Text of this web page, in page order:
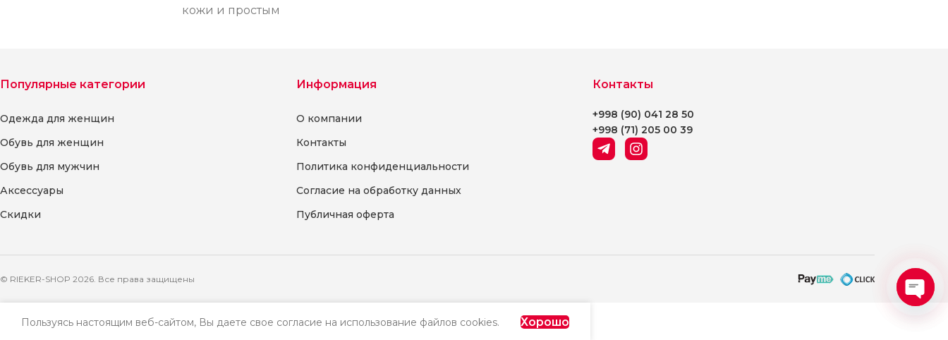
кожи и простым
Популярные категории
Одежда для женщин
Обувь для женщин
Обувь для мужчин
Аксессуары
Скидки
Информация
О компании
Контакты
Политика конфиденциальности
Согласие на обработку данных
Публичная оферта
Контакты
+998 (90) 041 28 50
+998 (71) 205 00 39
© RIEKER-SHOP 2026. Все права защищены
Пользуясь настоящим веб-сайтом, Вы даете свое согласие на использование файлов cookies. Хорошо